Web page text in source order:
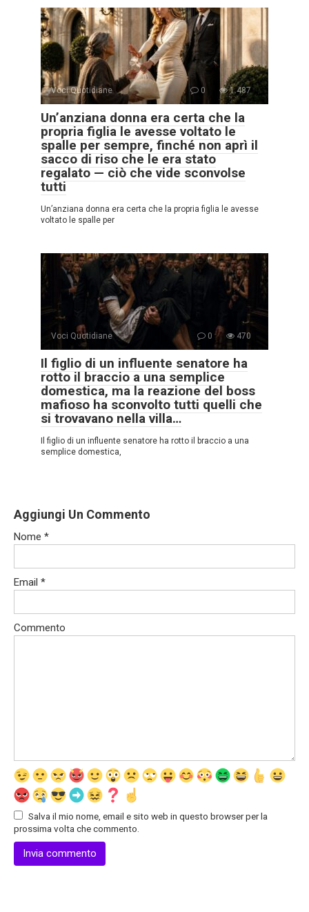
Voci Quotidiane 0 1.487
Un’anziana donna era certa che la
propria figlia le avesse voltato le
spalle per sempre, finché non aprì il
sacco di riso che le era stato
regalato — ciò che vide sconvolse
tutti
Un’anziana donna era certa che la propria figlia le avesse
voltato le spalle per
Voci Quotidiane 0 470
Il figlio di un influente senatore ha
rotto il braccio a una semplice
domestica, ma la reazione del boss
mafioso ha sconvolto tutti quelli che
si trovavano nella villa…
Il figlio di un influente senatore ha rotto il braccio a una
semplice domestica,
Aggiungi Un Commento
Nome *
Email *
Commento
Salva il mio nome, email e sito web in questo browser per la
prossima volta che commento.